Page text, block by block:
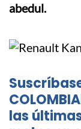
abedul.
Suscríbase
las